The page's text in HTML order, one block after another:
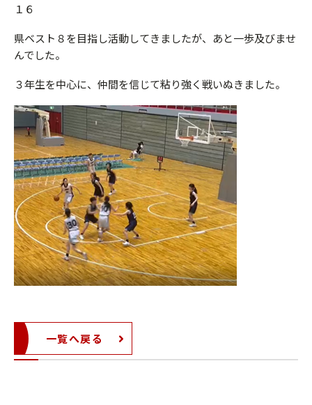
１６
県ベスト８を目指し活動してきましたが、あと一歩及びませ
んでした。
３年生を中心に、仲間を信じて粘り強く戦いぬきました。
一覧へ戻る